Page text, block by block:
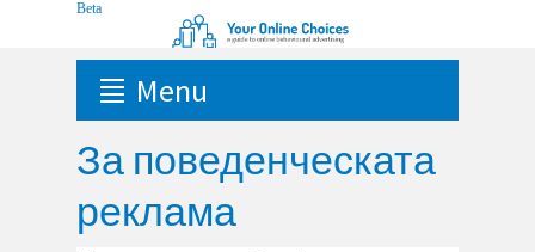
Menu
За поведенческата
реклама